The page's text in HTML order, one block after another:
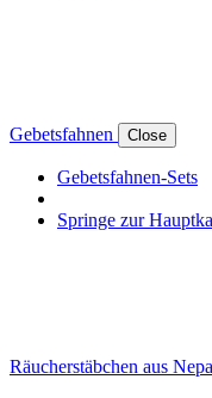
Gebetsfahnen Close
Gebetsfahnen-Sets
Springe zur
Räucherstäbchen aus